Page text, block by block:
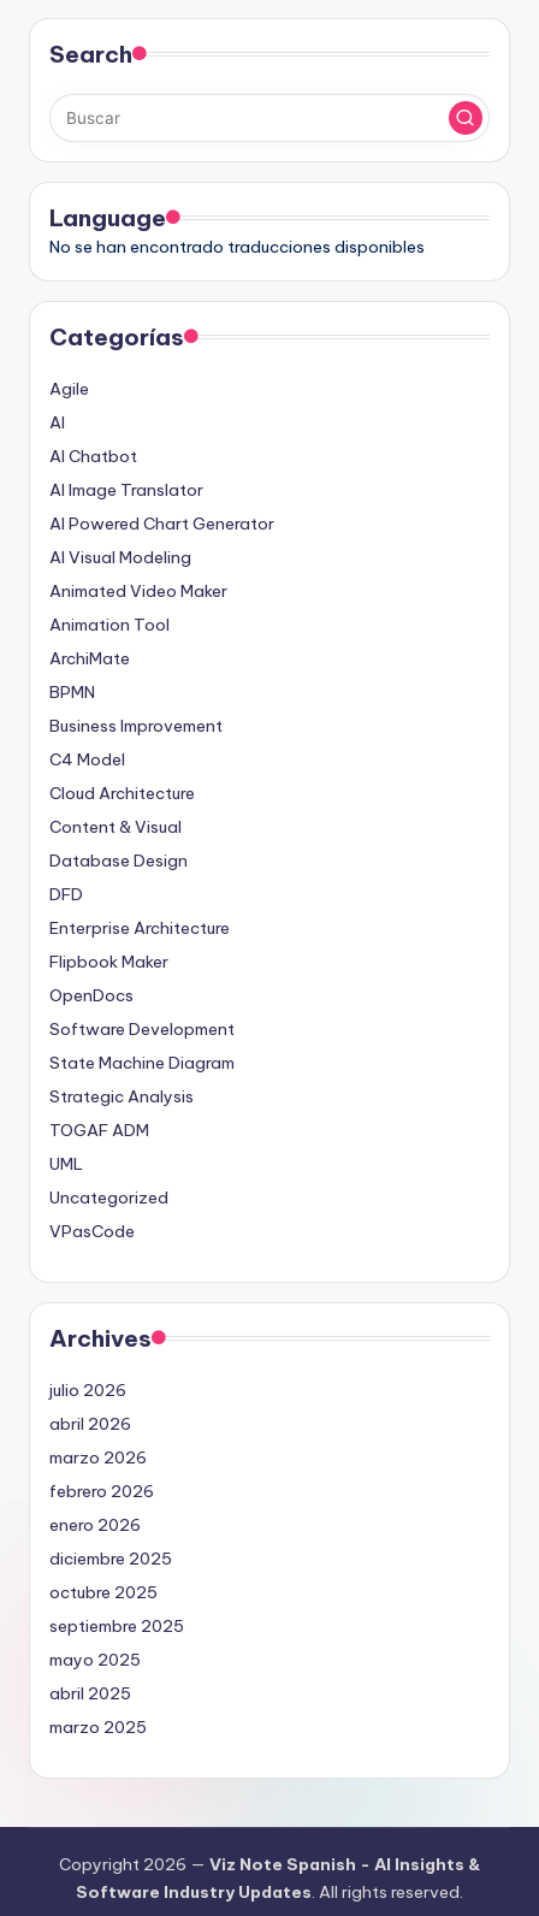
Search
Language
No se han encontrado traducciones disponibles
Categorías
Agile
AI
AI Chatbot
AI Image Translator
AI Powered Chart Generator
AI Visual Modeling
Animated Video Maker
Animation Tool
ArchiMate
BPMN
Business Improvement
C4 Model
Cloud Architecture
Content & Visual
Database Design
DFD
Enterprise Architecture
Flipbook Maker
OpenDocs
Software Development
State Machine Diagram
Strategic Analysis
TOGAF ADM
UML
Uncategorized
VPasCode
Archives
julio 2026
abril 2026
marzo 2026
febrero 2026
enero 2026
diciembre 2025
octubre 2025
septiembre 2025
mayo 2025
abril 2025
marzo 2025
Copyright 2026 — Viz Note Spanish - AI Insights &
Software Industry Updates. All rights reserved.